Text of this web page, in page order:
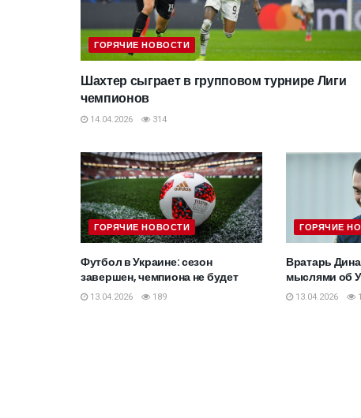
ГОРЯЧИЕ НОВОСТИ
Шахтер сыграет в групповом турнире Лиги
чемпионов
14.04.2026 314
ГОРЯЧИЕ НОВОСТИ
Футбол в Украине: сезон
завершен, чемпиона не будет
13.04.2026 189
ГОРЯЧИЕ
Вратарь
мыслями об
13.04.2026